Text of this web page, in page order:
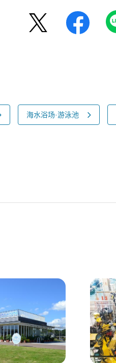
海水浴场·游泳池